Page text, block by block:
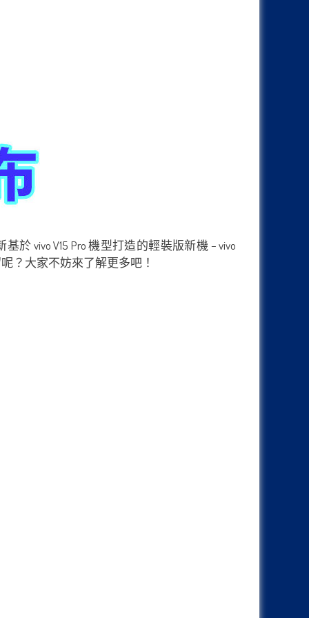
於 vivo V15 Pro 機型打造的輕裝版新機 – vivo
？大家不妨來了解更多吧！